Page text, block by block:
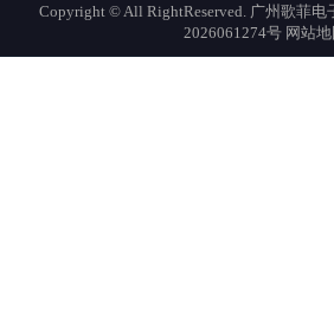
Copyright © All RightReserved. 广州歌菲电
2026061274号 网站地